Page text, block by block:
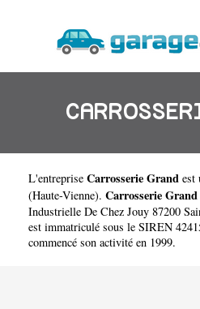
L'entreprise Carrosserie Grand est
(Haute-Vienne). Carrosserie Grand
Industrielle De Chez Jouy 87200
est immatriculé sous le SIREN
commencé son activité en 1999.